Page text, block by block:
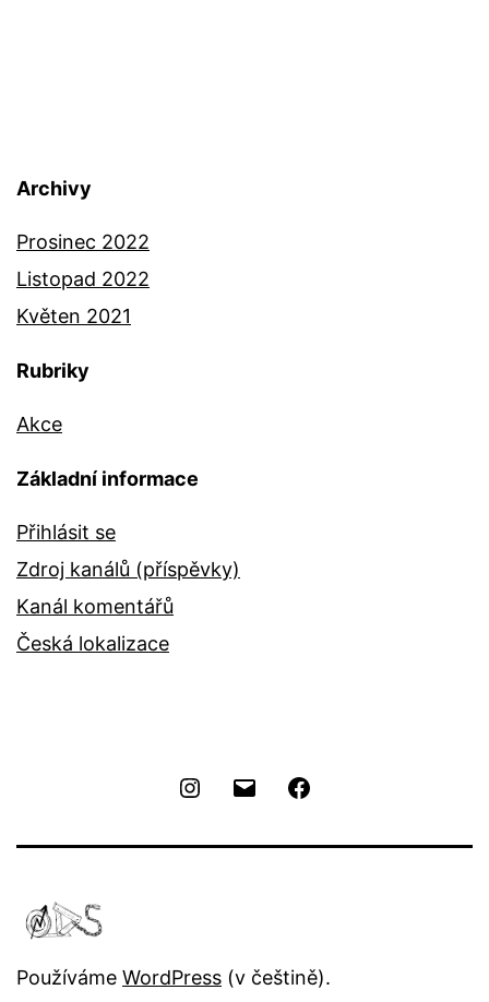
Archivy
Prosinec 2022
Listopad 2022
Květen 2021
Rubriky
Akce
Základní informace
Přihlásit se
Zdroj kanálů (příspěvky)
Kanál komentářů
Česká lokalizace
InstagramEmail
Používáme WordPress (v češtině).